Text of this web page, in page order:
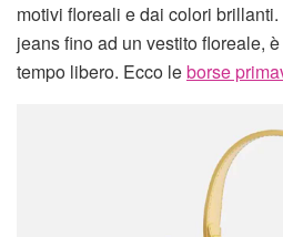
motivi floreali e dai colori
jeans fino ad un vestito floreale,
tempo libero. Ecco leborse